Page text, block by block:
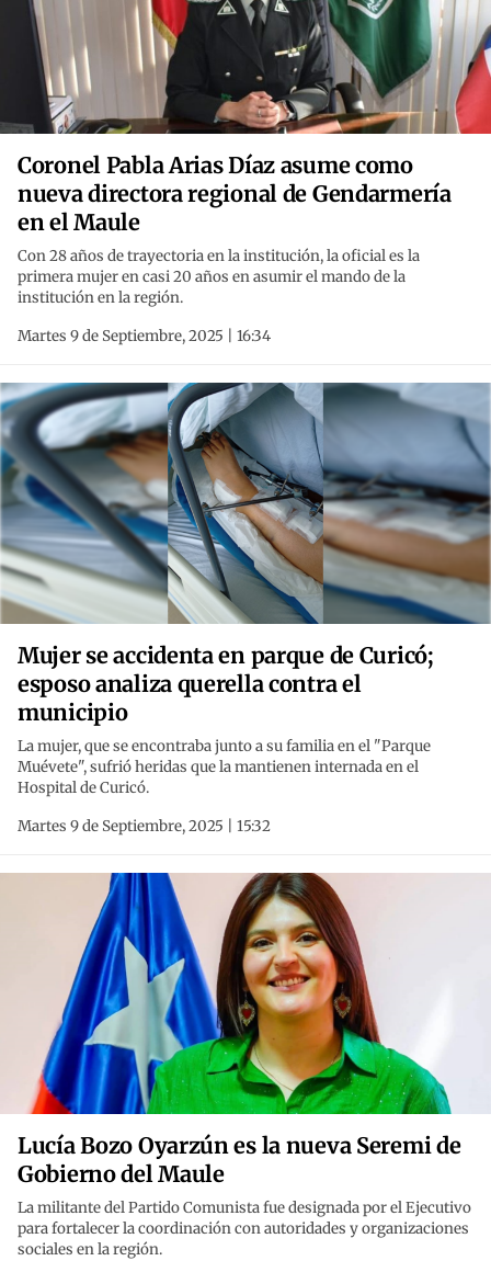
Coronel Pabla Arias Díaz asume como
nueva directora regional de Gendarmería
en el Maule
Con 28 años de trayectoria en la institución, la oficial es la
primera mujer en casi 20 años en asumir el mando de la
institución en la región.
Martes 9 de Septiembre, 2025 | 16:34
Mujer se accidenta en parque de Curicó;
esposo analiza querella contra el
municipio
La mujer, que se encontraba junto a su familia en el "Parque
Muévete", sufrió heridas que la mantienen internada en el
Hospital de Curicó.
Martes 9 de Septiembre, 2025 | 15:32
Lucía Bozo Oyarzún es la nueva Seremi de
Gobierno del Maule
La militante del Partido Comunista fue designada por el Ejecutivo
para fortalecer la coordinación con autoridades y organizaciones
sociales en la región.